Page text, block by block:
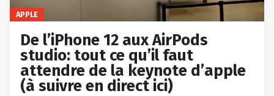
APPLE
De l’iPhone 12 aux AirPods
studio: tout ce qu’il faut
attendre de la keynote d’apple
(à suivre en direct ici)